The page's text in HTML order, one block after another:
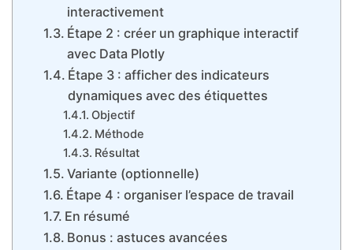
interactivement
Étape 2 : créer un graphique interactif
avec Data Plotly
Étape 3 : afficher des indicateurs
dynamiques avec des étiquettes
Objectif
Méthode
Résultat
Variante (optionnelle)
Étape 4 : organiser l’espace de travail
En résumé
Bonus : astuces avancées